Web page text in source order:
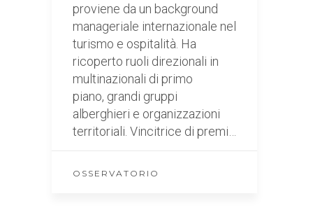
proviene da un background
manageriale internazionale nel
turismo e ospitalità. Ha
ricoperto ruoli direzionali in
multinazionali di primo
piano, grandi gruppi
alberghieri e organizzazioni
territoriali. Vincitrice di premi…
OSSERVATORIO